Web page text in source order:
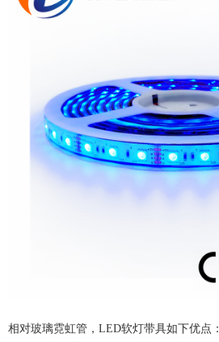
相对玻璃霓虹管，LED软灯带具如下优点：